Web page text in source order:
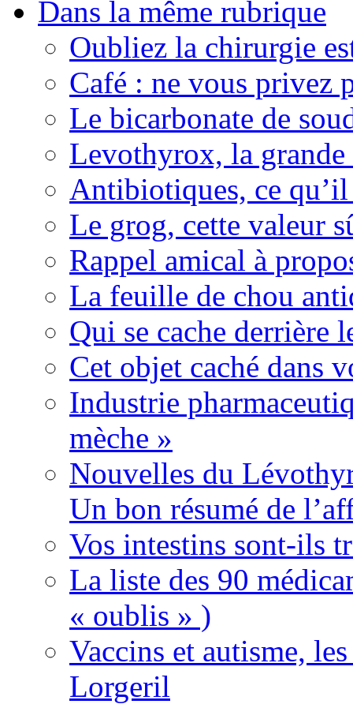
Dans la même rubrique
Oubliez la chirurgie
Café : ne vous privez
Le bicarbonate de
Levothyrox, la
Antibiotiques, ce
Le grog, cette valeur
Rappel amical à
La feuille de chou
Qui se cache derrière
Cet objet caché dans
Industrie
mèche »
Nouvelles du
Un bon résumé de
Vos intestins sont-ils
La liste des 90
« oublis » )
Vaccins et autisme,
Lorgeril